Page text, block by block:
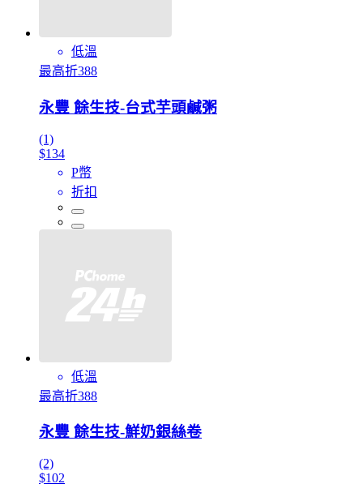
低溫
最高折388
永豐 餘生技-台式芋頭鹹粥
(1)
$134
P幣
折扣
低溫
最高折388
永豐 餘生技-鮮奶銀絲卷
(2)
$102